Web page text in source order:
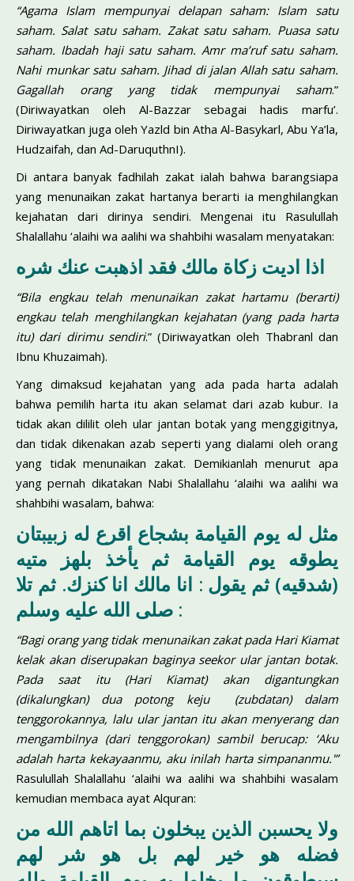
“Agama Islam mempunyai delapan saham: Islam satu
saham. Salat satu saham. Zakat satu saham. Puasa satu
saham. Ibadah haji satu saham. Amr ma’ruf satu saham.
Nahi munkar satu saham. Jihad di jalan Allah satu saham.
Gagallah orang yang tidak mempunyai sa­ham.”
(Diriwayatkan oleh Al-Bazzar sebagai hadis marfu’.
Diriwayat­kan juga oleh Yazld bin Atha Al-Basykarl, Abu Ya’la,
Hudzaifah, dan Ad-DaruquthnI).
Di antara banyak fadhilah zakat ialah bahwa barangsiapa
yang menunaikan zakat hartanya berarti ia menghilangkan
kejahatan dari dirinya sendiri. Mengenai itu Rasulullah
Shalallahu ‘alaihi wa aalihi wa shahbihi wasalam menyatakan:
اذا اديت زكاة مالك فقد اذهبت عنك شره
“Bila engkau telah menunaikan zakat hartamu (berarti)
engkau telah menghilangkan kejahatan (yang pada harta
itu) dari dirimu sen­diri.” (Diriwayatkan oleh Thabranl dan
Ibnu Khuzaimah).
Yang dimaksud kejahatan yang ada pada harta adalah
bahwa pemilih harta itu akan selamat dari azab kubur. Ia
tidak akan dililit oleh ular jantan botak yang menggigitnya,
dan tidak dikenakan azab seperti yang dialami oleh orang
yang tidak menunaikan zakat. Demikianlah menu­rut apa
yang pernah dikatakan Nabi Shalallahu ‘alaihi wa aalihi wa
shahbihi wasalam, bahwa:
مثل له يوم القيامة بشجاع اقرع له زبيبتان
يطوقه يوم القيامة ثم يأخذ بلهز متيه
(شدقيه) ثم يقول : انا مالك انا كنزك. ثم تلا
صلى الله عليه وسلم :
“Bagi orang yang tidak menunaikan zakat pada Hari Kiamat
kelak akan diserupakan baginya seekor ular jantan botak.
Pada saat itu (Hari Kiamat) akan digantungkan
(dikalungkan) dua potong keju (zubdatan) dalam
tenggorokannya, lalu ular jantan itu akan menyerang dan
mengambilnya (dari tenggorokan) sambil berucap: ‘Aku
adalah harta kekayaanmu, aku inilah harta simpananmu.'”
Rasulullah Shalallahu ‘alaihi wa aalihi wa shahbihi wasalam
kemudian membaca ayat Alquran:
ولا يحسبن الذين يبخلون بما اتاهم الله من
فضله هو خير لهم بل هو شر لهم